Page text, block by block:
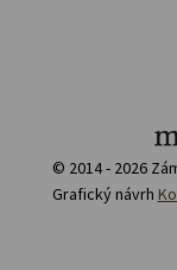
© 2014 - 2026
Grafický návrh